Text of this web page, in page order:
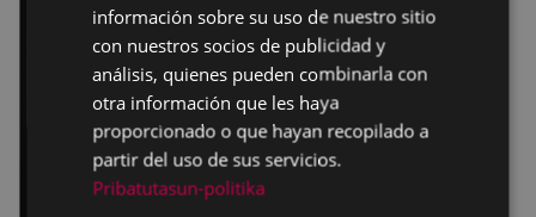
información sobre su uso de nuestro sitio
con nuestros socios de publicidad y
análisis, quienes pueden combinarla con
otra información que les haya
proporcionado o que hayan recopilado a
partir del uso de sus servicios.
Pribatutasun-politika